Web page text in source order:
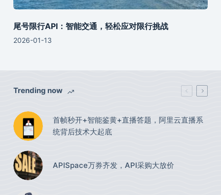
尾号限行API：智能交通，轻松应对限行挑战
2026-01-13
Trending now
首帧秒开+智能鉴黄+直播答题，阿里云直播系
统背后技术大起底
APISpace万券齐发，API采购大放价